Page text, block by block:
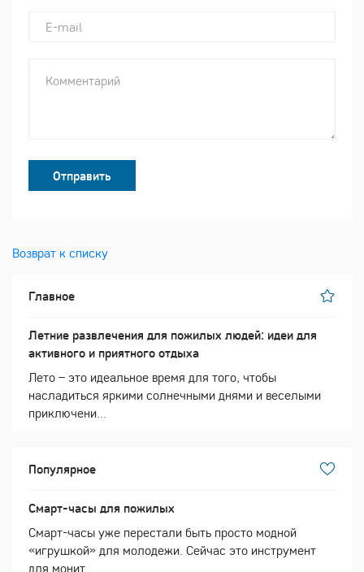
Отправить
Возврат к списку
Главное
Летние развлечения для пожилых людей: идеи для
активного и приятного отдыха
Лето – это идеальное время для того, чтобы
насладиться яркими солнечными днями и веселыми
приключени...
Популярное
Смарт-часы для пожилых
Смарт-часы уже перестали быть просто модной
«игрушкой» для молодежи. Сейчас это инструмент
для монит...